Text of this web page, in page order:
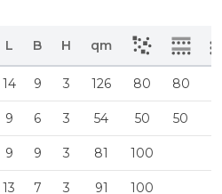
L B H qm
14 9 3 126 80 80
9 6 3 54 50 50
9 9 3 81 100
13 7 3 91 100